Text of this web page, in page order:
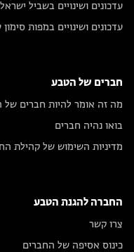
עדכונים ושינויים בשביל ישראל
עדכונים ושינויים במפות סימון
חברים של הטבע
מה זה אומר להיות חברים של
בואו נהיה חברים
מדיניות השימוש של קהילת
החברה להגנת הטבע
צרו קשר
כינוס אסיפה של החברים